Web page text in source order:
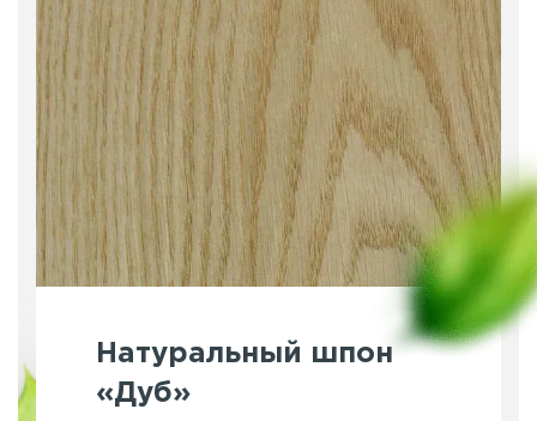
Натуральный шпон
«Дуб»